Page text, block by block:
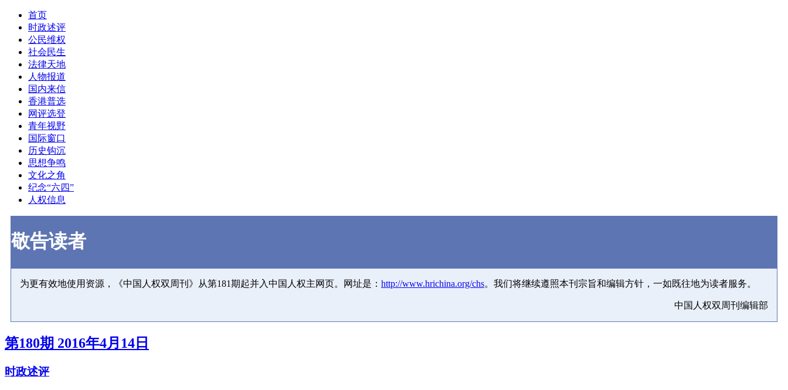
首页
时政述评
公民维权
社会民生
法律天地
人物报道
国内来信
香港普选
网评选登
青年视野
国际窗口
历史钩沉
思想争鸣
文化之角
纪念“六四”
人权信息
敬告读者
为更有效地使用资源，《中国人权双周刊》从第181期起并入中国人权主网页。网址是： http://www.hrichina.org/chs。我们将继续遵照本刊宗旨和编辑方针，一如既往地为读者服务。
中国人权双周刊编辑部
第180期 2016年4月14日
时政述评